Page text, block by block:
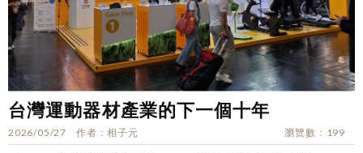
台灣運動器材產業的下一個十年
2026/05/27 作者 相子元 瀏覽數 199